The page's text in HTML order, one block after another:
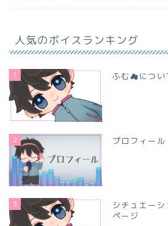
人気のボイスランキング
1 ふむ☁につい
2 プロフィール
3
シチュエー
ページ